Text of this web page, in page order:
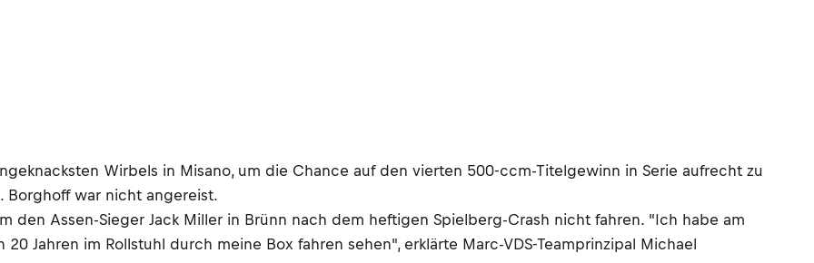
Wirbels in Misano, um die Chance auf den vierten 500-ccm-Titelgewinn in Serie aufrecht zu
Borghoff war nicht angereist.
den Assen-Sieger Jack Miller in Brünn nach dem heftigen Spielberg-Crash nicht fahren. "Ich habe am
Jahren im Rollstuhl durch meine Box fahren sehen", erklärte Marc-VDS-Teamprinzipal Michael